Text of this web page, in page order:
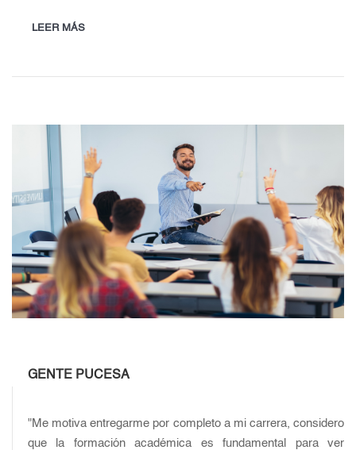
LEER MÁS
GENTE PUCESA
"Me motiva entregarme por completo a mi carrera, considero
que la formación académica es fundamental para ver